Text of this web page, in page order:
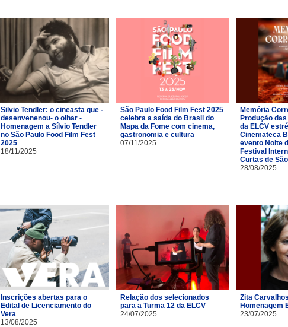
Silvio Tendler: o cineasta que -
desenvenenou- o olhar -
Homenagem a Sílvio Tendler
no São Paulo Food Film Fest
2025
18/11/2025
São Paulo Food Film Fest 2025
celebra a saída do Brasil do
Mapa da Fome com cinema,
gastronomia e cultura
07/11/2025
Memória
Produção das
da ELCV
Cinemateca
evento Noite
Festival
Curtas de
28/08/2025
Inscrições abertas para o
Edital de Licenciamento do
Vera
13/08/2025
Relação dos selecionados
para a Turma 12 da ELCV
24/07/2025
Zita
Homenagem
23/07/2025